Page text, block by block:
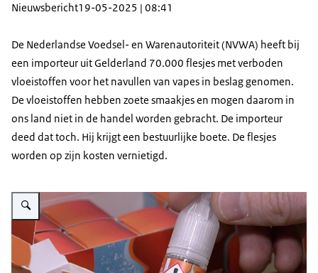
Nieuwsbericht19-05-2025 | 08:41
De Nederlandse Voedsel- en Warenautoriteit (NVWA) heeft bij
een importeur uit Gelderland 70.000 flesjes met verboden
vloeistoffen voor het navullen van vapes in beslag genomen.
De vloeistoffen hebben zoete smaakjes en mogen daarom in
ons land niet in de handel worden gebracht. De importeur
deed dat toch. Hij krijgt een bestuurlijke boete. De flesjes
worden op zijn kosten vernietigd.
Vergroot afbeelding Een hand die een flesje met verboden vloeistof voor